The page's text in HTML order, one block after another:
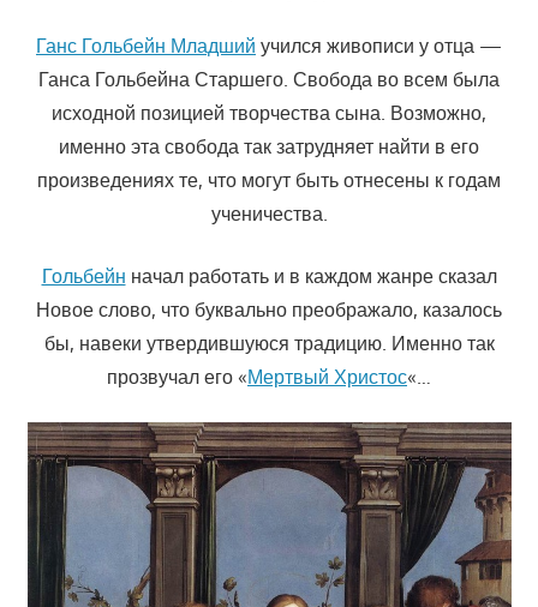
Ганс Гольбейн Младший учился живописи у отца —
Ганса Гольбейна Старшего. Свобода во всем была
исходной позицией творчества сына. Возможно,
именно эта свобода так затрудняет найти в его
произведениях те, что могут быть отнесены к годам
ученичества.
Гольбейн начал работать и в каждом жанре сказал
Новое слово, что буквально преображало, казалось
бы, навеки утвердившуюся традицию. Именно так
прозвучал его «Мертвый Христос«…